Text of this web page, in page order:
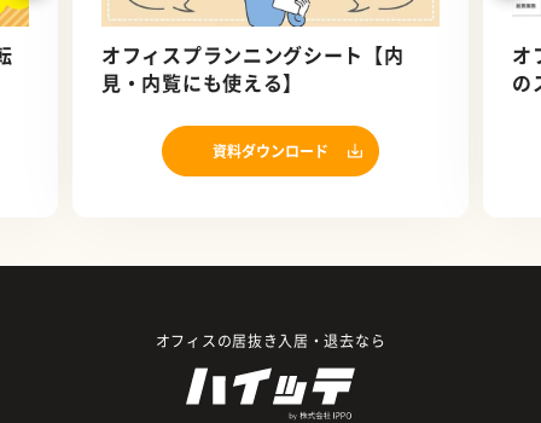
オフィスプランニングシート【内
見・内覧にも使える】
資料ダウンロード
オ
の
オフィスの居抜き入居・退去なら